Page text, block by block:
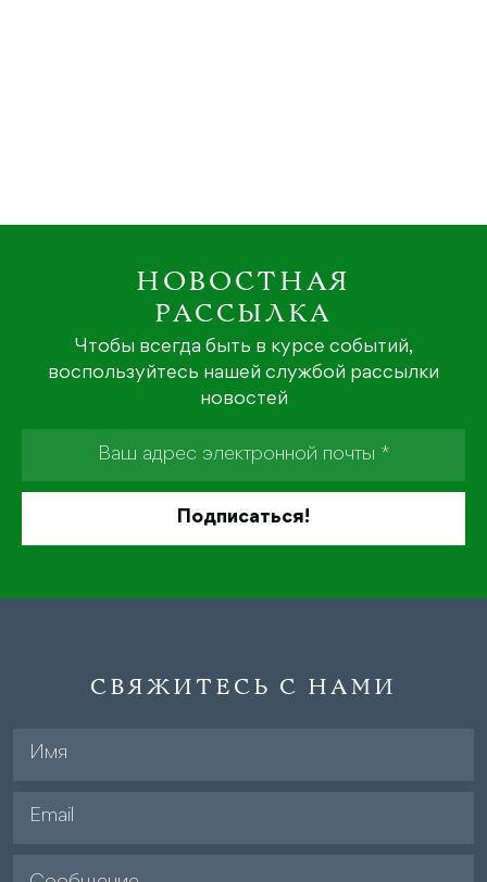
НОВОСТНАЯ
РАССЫЛКА
Чтобы всегда быть в курсе событий,
воспользуйтесь нашей службой рассылки
новостей
СВЯЖИТЕСЬ С НАМИ